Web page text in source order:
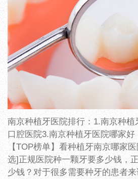
南京种植牙医院排行：1.南京种植
口腔医院3.南京种植牙医院哪家好
【TOP榜单】看种植牙南京哪家
选]正规医院种一颗牙要多少钱，
少钱？对于很多需要种牙的患者